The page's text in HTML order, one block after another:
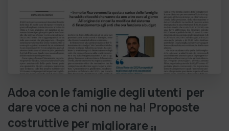
Adoacon lefamigliedegli utenti per
darevoceachi non ne ha! Proposte
costruttive per migliorare il